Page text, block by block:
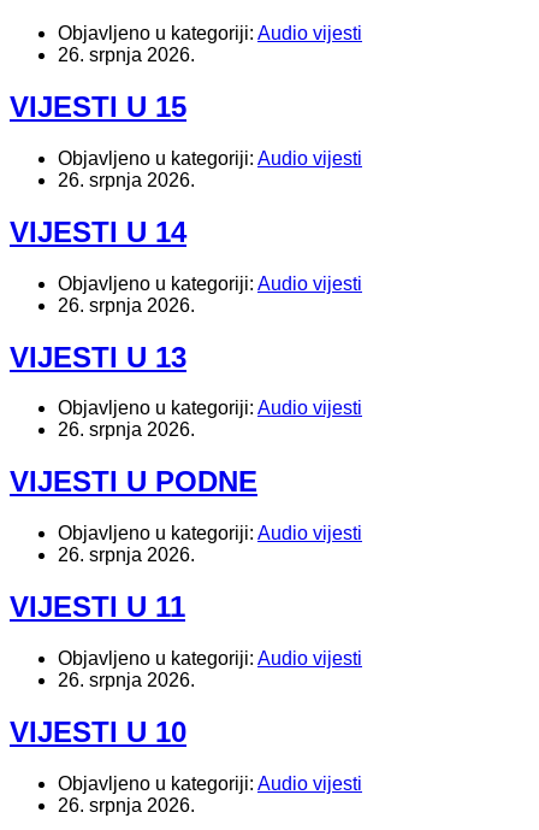
Objavljeno u kategoriji: Audio vijesti
26. srpnja 2026.
VIJESTI U 15
Objavljeno u kategoriji: Audio vijesti
26. srpnja 2026.
VIJESTI U 14
Objavljeno u kategoriji: Audio vijesti
26. srpnja 2026.
VIJESTI U 13
Objavljeno u kategoriji: Audio vijesti
26. srpnja 2026.
VIJESTI U PODNE
Objavljeno u kategoriji: Audio vijesti
26. srpnja 2026.
VIJESTI U 11
Objavljeno u kategoriji: Audio vijesti
26. srpnja 2026.
VIJESTI U 10
Objavljeno u kategoriji: Audio vijesti
26. srpnja 2026.